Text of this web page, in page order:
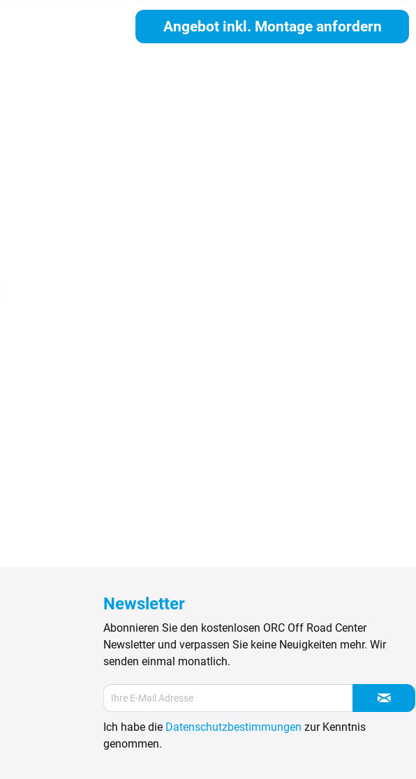
Angebot inkl. Montage anfordern
Newsletter
Abonnieren Sie den kostenlosen ORC Off Road Center
Newsletter und verpassen Sie keine Neuigkeiten mehr. Wir
senden einmal monatlich.
Ich habe die Datenschutzbestimmungen zur Kenntnis
genommen.